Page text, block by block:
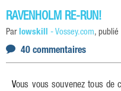
RAVENHOLM RE-RUN!
Par lowskill - Vossey.com, publié
40 commentaires
Vous vous souvenez tous de ces gens qui tentent de finir Half-Life 2